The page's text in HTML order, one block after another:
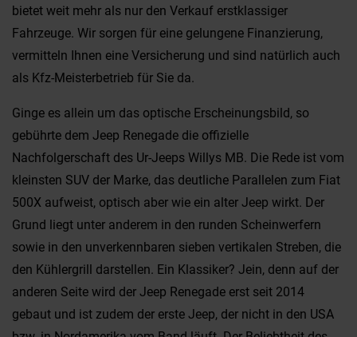
bietet weit mehr als nur den Verkauf erstklassiger
Fahrzeuge. Wir sorgen für eine gelungene Finanzierung,
vermitteln Ihnen eine Versicherung und sind natürlich auch
als Kfz-Meisterbetrieb für Sie da.
Ginge es allein um das optische Erscheinungsbild, so
gebührte dem Jeep Renegade die offizielle
Nachfolgerschaft des Ur-Jeeps Willys MB. Die Rede ist vom
kleinsten SUV der Marke, das deutliche Parallelen zum Fiat
500X aufweist, optisch aber wie ein alter Jeep wirkt. Der
Grund liegt unter anderem in den runden Scheinwerfern
sowie in den unverkennbaren sieben vertikalen Streben, die
den Kühlergrill darstellen. Ein Klassiker? Jein, denn auf der
anderen Seite wird der Jeep Renegade erst seit 2014
gebaut und ist zudem der erste Jeep, der nicht in den USA